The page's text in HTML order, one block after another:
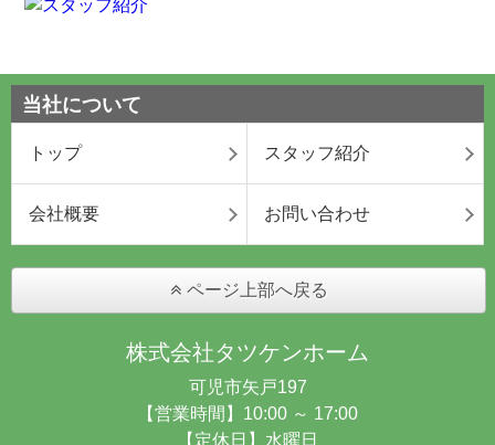
当社について
トップ スタッフ紹介
会社概要 お問い合わせ
ページ上部へ戻る
株式会社タツケンホーム
可児市矢戸197
【営業時間】10:00 ～ 17:00
【定休日】水曜日